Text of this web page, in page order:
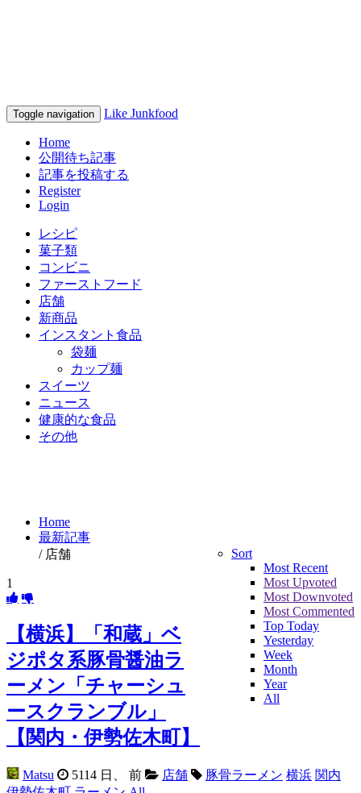
Toggle navigation Like Junkfood
Home
公開待ち記事
記事を投稿する
Register
Login
レシピ
菓子類
コンビニ
ファーストフード
店舗
新商品
インスタント食品
袋麺
カップ麺
スイーツ
ニュース
健康的な食品
その他
Home
最新記事
/店舗
Sort
Most Recent
Most Upvoted
Most Downvoted
Most Commented
Top Today
Yesterday
Week
Month
Year
All
1
【横浜】「和蔵」ベ
ジポタ系豚骨醤油ラ
ーメン「チャーシュ
ースクランブル」
【関内・伊勢佐木町】
Matsu 5114 日、 前 店舗 豚骨ラーメン 横浜 関内